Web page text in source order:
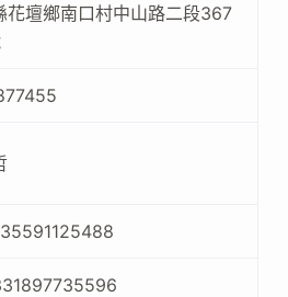
花壇鄉南口村中山路二段367